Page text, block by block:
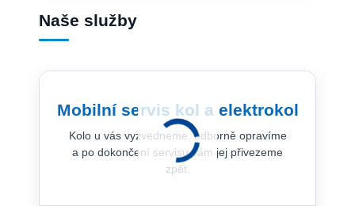
Naše služby
Mobilní servis kol a elektrokol
Kolo u vás vyzvedneme, odborně opravíme
a po dokončení servisu vám jej přivezeme
zpět.